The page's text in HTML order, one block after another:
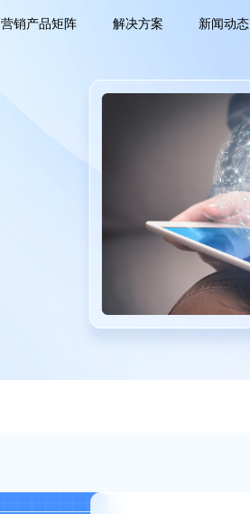
营销产品矩阵 解决方案 新闻动态